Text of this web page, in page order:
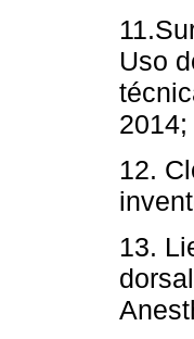
Uso
12.
13.